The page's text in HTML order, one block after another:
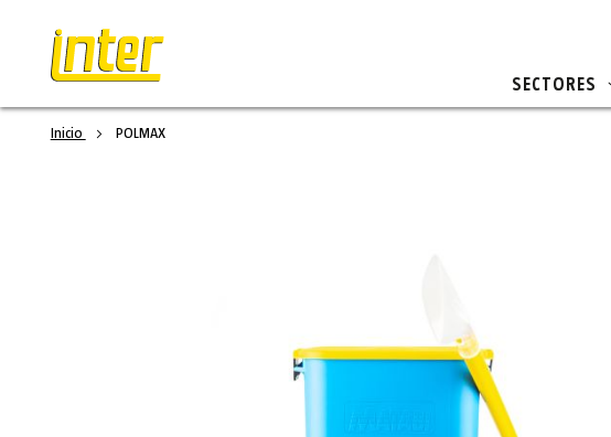
SECTORES
Inicio POLMAX